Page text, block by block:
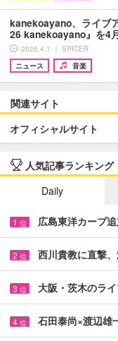
kanekoayano、ライブ
26 kanekoayano』を4
2026.4.1 ｜ SPICER
ニュース
音楽
関連サイト
オフィシャルサイト
人気記事ランキング
Daily
1 位 広島東洋カープ
2 位 西川貴教に直撃
3 位 大阪・茨木のラ
4 位 石田泰尚×渡辺